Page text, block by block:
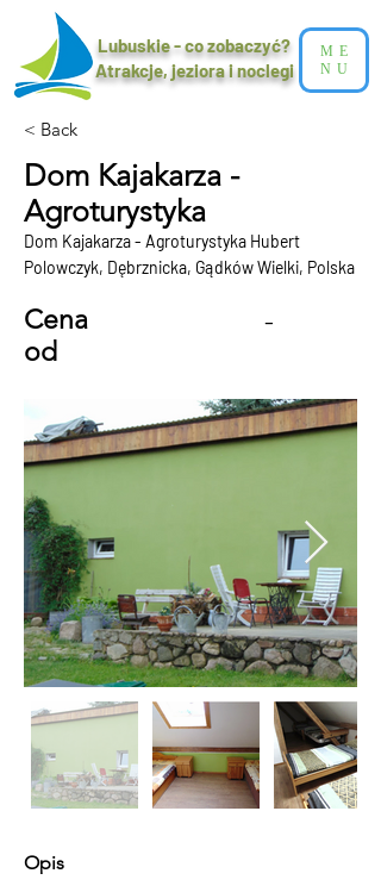
Lubuskie - co zobaczyć?
Atrakcje, jeziora i noclegi​
ME
NU
< Back
Dom Kajakarza -
Agroturystyka
Dom Kajakarza - Agroturystyka Hubert
Polowczyk, Dębrznicka, Gądków Wielki, Polska
Cena
od
-
Opis